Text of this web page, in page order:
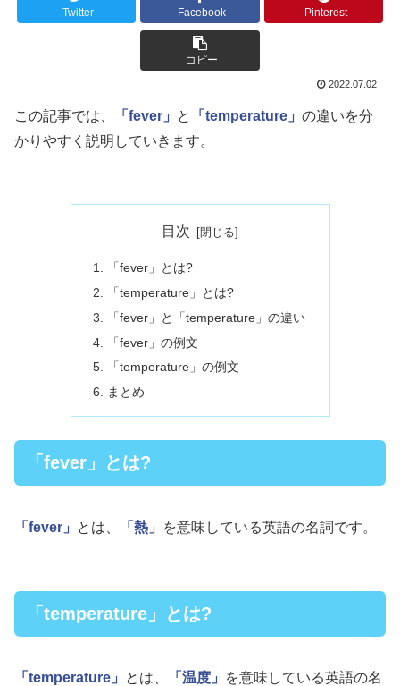
Twitter Facebook Pinterest
コピー
2022.07.02
この記事では、 「fever」 と 「temperature」 の違いを分
かりやすく説明していきます。
目次
「fever」とは?
「temperature」とは?
「fever」と「temperature」の違い
「fever」の例文
「temperature」の例文
まとめ
「fever」とは?
「fever」 とは、 「熱」 を意味している英語の名詞です。
「temperature」とは?
「temperature」 とは、 「温度」
を意味している英語の名